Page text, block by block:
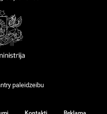
paleidzeibu